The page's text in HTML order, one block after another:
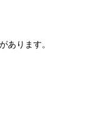
あります。